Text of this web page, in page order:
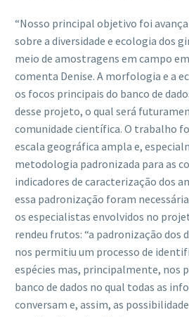
“Nosso principal objetivo foi
sobre a diversidade e ecologia dos
meio de amostragens em campo
comenta Denise. A morfologia e a
os focos principais do banco de
desse projeto, o qual será
comunidade científica. O trabalho
escala geográfica ampla e,
metodologia padronizada para as
indicadores de caracterização dos
essa padronização foram
os especialistas envolvidos no
rendeu frutos: “a padronização dos
nos permitiu um processo de
espécies mas, principalmente, nos
banco de dados no qual todas as
conversam e, assim, as